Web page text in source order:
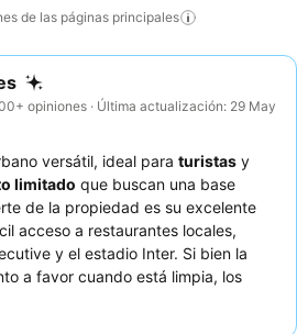
de las páginas principales
opiniones · Última actualización: 29 May
versátil, ideal para turistas y
limitado que buscan una base
de la propiedad es su excelente
acceso a restaurantes locales,
y el estadio Inter. Si bien la
a favor cuando está limpia, los
a menudo no están